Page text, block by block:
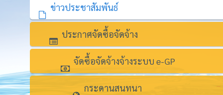
ข่าวประชาสัมพันธ์
ประกาศจัดซื้อจัดจ้าง
จัดซื้อจัดจ้างจ้างระบบ e-GP
กระดานสนทนา